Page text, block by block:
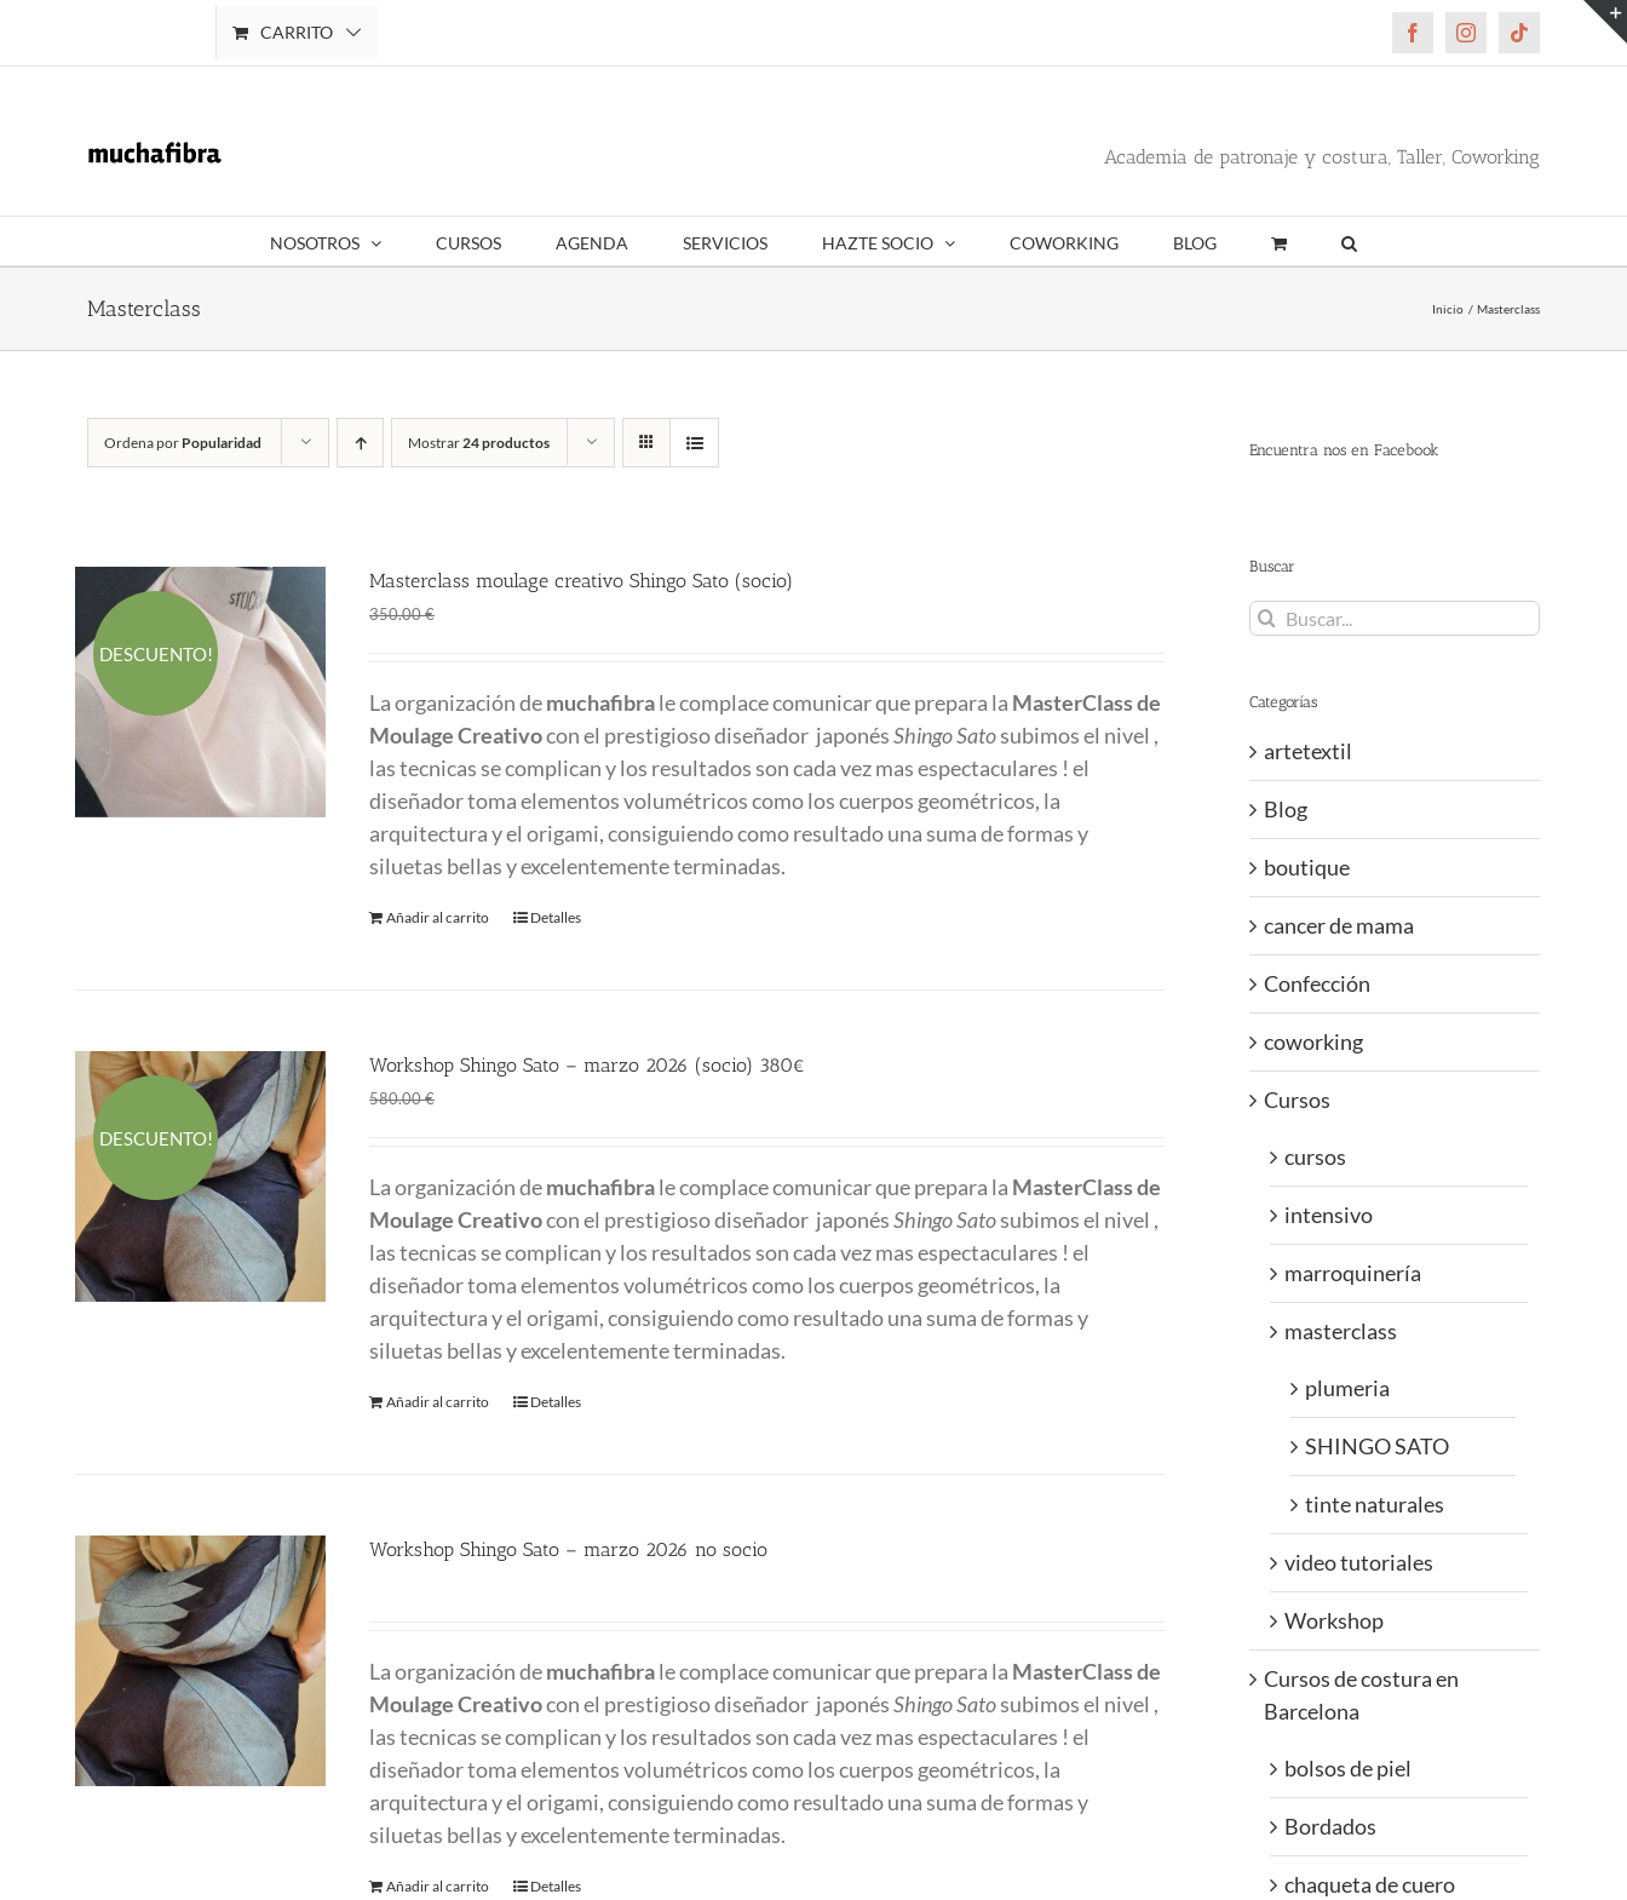
CARRITO FacebookInstagramTiktok
Academia de patronaje y costura, Taller, Coworking
NOSOTROS CURSOS AGENDA SERVICIOS HAZTE SOCIO COWORKING BLOG
Masterclass Inicio Masterclass
Ordena por Popularidad Mostrar24 productos
DESCUENTO!
Masterclass moulage creativo Shingo Sato (socio)
350.00€
era:
350.00 €.
es:
280.00 €.
La organización demuchafibrale complace comunicar que prepara la MasterClassde
Moulage Creativocon el prestigioso diseñador japonésShingo Satosubimos el nivel ,
las tecnicas se complican y los resultados son cada vez mas espectaculares ! el
diseñador toma elementos volumétricos como los cuerpos geométricos, la
arquitectura y el origami, consiguiendo como resultado una suma de formas y
siluetas bellas y excelentemente terminadas.
Añadir al carrito Detalles
DESCUENTO!
Workshop Shingo Sato – marzo 2026 (socio) 380€
580.00€
era:
580.00 €.
es:
380.00 €.
La organización demuchafibrale complace comunicar que prepara la MasterClassde
Moulage Creativocon el prestigioso diseñador japonésShingo Satosubimos el nivel ,
las tecnicas se complican y los resultados son cada vez mas espectaculares ! el
diseñador toma elementos volumétricos como los cuerpos geométricos, la
arquitectura y el origami, consiguiendo como resultado una suma de formas y
siluetas bellas y excelentemente terminadas.
Añadir al carrito Detalles
Workshop Shingo Sato – marzo 2026 no socio
La organización demuchafibrale complace comunicar que prepara la MasterClassde
Moulage Creativocon el prestigioso diseñador japonésShingo Satosubimos el nivel ,
las tecnicas se complican y los resultados son cada vez mas espectaculares ! el
diseñador toma elementos volumétricos como los cuerpos geométricos, la
arquitectura y el origami, consiguiendo como resultado una suma de formas y
siluetas bellas y excelentemente terminadas.
Añadir al carrito Detalles
Encuentra nos en Facebook
Buscar
Buscar:
Categorías
artetextil
Blog
boutique
cancer de mama
Confección
coworking
Cursos
cursos
intensivo
marroquinería
masterclass
plumeria
SHINGO SATO
tinte naturales
video tutoriales
Workshop
Cursos de costura en
Barcelona
bolsos de piel
Bordados
chaqueta de cuero